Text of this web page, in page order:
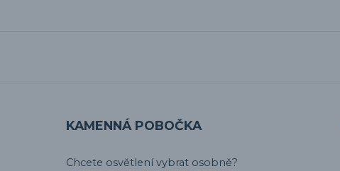
KAMENNÁ POBOČKA
Chcete osvětlení vybrat osobně?